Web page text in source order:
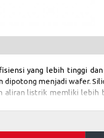
yang lebih tinggi
menjadi wafer.
aliran listrik memliki lebih